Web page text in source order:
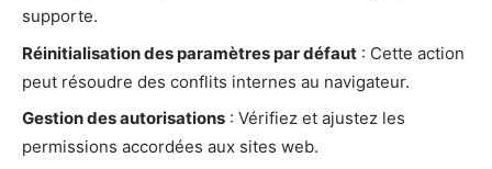
supporte.
Réinitialisation des paramètres par défaut : Cette action
peut résoudre des conflits internes au navigateur.
Gestion des autorisations : Vérifiez et ajustez les
permissions accordées aux sites web.